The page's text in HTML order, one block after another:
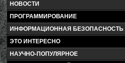
НОВОСТИ
ПРОГРАММИРОВАНИЕ
ИНФОРМАЦИОННАЯ БЕЗОПАСНОСТЬ
ЭТО ИНТЕРЕСНО
НАУЧНО-ПОПУЛЯРНОЕ